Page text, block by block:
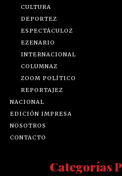
CULTURA
DEPORTEZ
ESPECTÁCULOZ
EZENARIO
INTERNACIONAL
COLUMNAZ
ZOOM POLÍTICO
REPORTAJEZ
NACIONAL
EDICIÓN IMPRESA
NOSOTROS
CONTACTO
Categorías